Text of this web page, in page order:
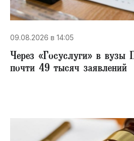
09.08.2026 в 14:05
Через «Госуслуги» в вузы
почти 49 тысяч заявлений